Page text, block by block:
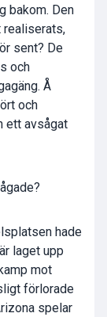
bakom. Den
sent? De
och
Å
och
ett avsågat
hade
laget upp
mot
förlorade
spelar